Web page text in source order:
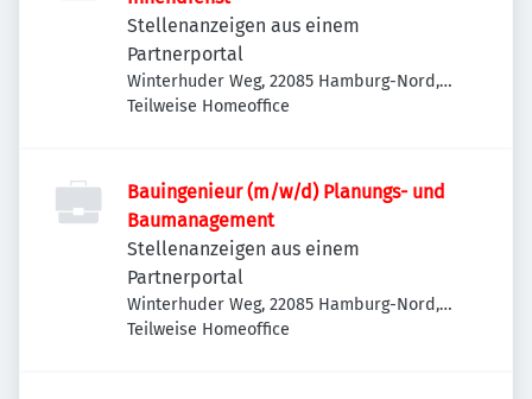
Stellenanzeigen aus einem
Partnerportal
Winterhuder Weg, 22085 Hamburg-Nord,
Deutschland
Teilweise Homeoffice
Bauingenieur (m/w/d) Planungs- und
Baumanagement
Stellenanzeigen aus einem
Partnerportal
Winterhuder Weg, 22085 Hamburg-Nord,
Deutschland
Teilweise Homeoffice